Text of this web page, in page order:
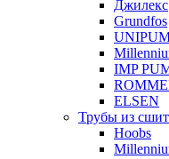
Джилекс
Grundfos
IMP
ELSEN
Трубы из
Hoobs